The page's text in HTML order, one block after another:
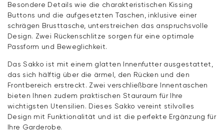
Besondere Details wie die charakteristischen Kissing
Buttons und die aufgesetzten Taschen, inklusive einer
schrägen Brusttasche, unterstreichen das anspruchsvolle
Design. Zwei Rückenschlitze sorgen für eine optimale
Passform und Beweglichkeit.
Das Sakko ist mit einem glatten Innenfutter ausgestattet,
das sich hälftig über die ärmel, den Rücken und den
Frontbereich erstreckt. Zwei verschließbare Innentaschen
bieten Ihnen zudem praktischen Stauraum für Ihre
wichtigsten Utensilien. Dieses Sakko vereint stilvolles
Design mit Funktionalität und ist die perfekte Ergänzung für
Ihre Garderobe.